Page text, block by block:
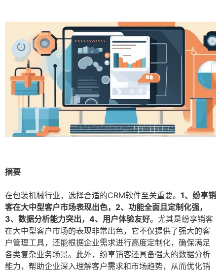
摘要
在包装机械行业，选择合适的CRM软件至关重要。 1、纷享销
客在大中型客户市场表现出色，2、功能全面且定制化强，
3、数据分析能力突出，4、用户体验友好。尤其是纷享销客
在大中型客户市场的表现非常出色，它不仅提供了强大的客
户管理工具，还能根据企业需求进行高度定制化，确保满足
各类复杂业务场景。此外，纷享销客还具备强大的数据分析
能力，帮助企业深入理解客户需求和市场趋势，从而优化销